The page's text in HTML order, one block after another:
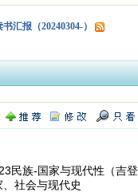
汇报（20240304-）
民族-国家与现代性（吉
社会与现代史